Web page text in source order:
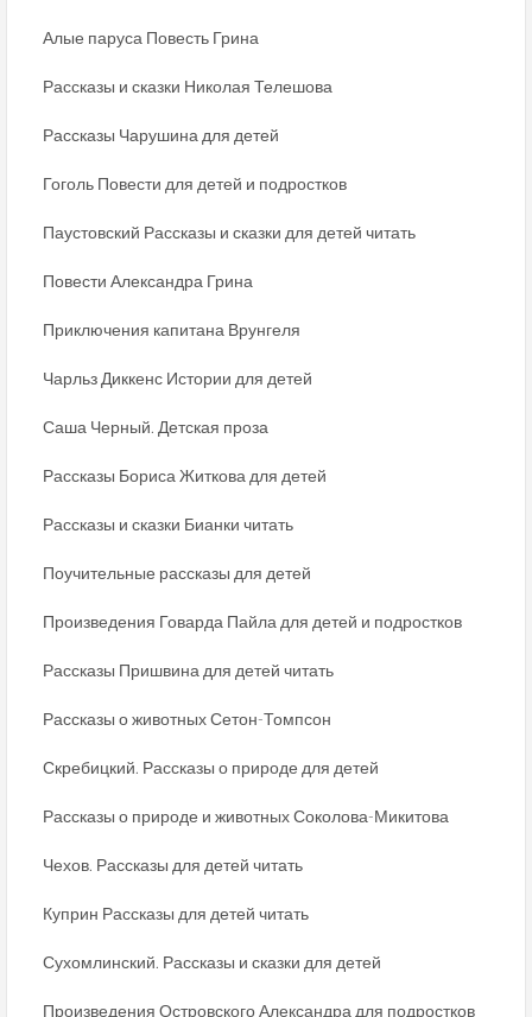
Алые паруса Повесть Грина
Рассказы и сказки Николая Телешова
Рассказы Чарушина для детей
Гоголь Повести для детей и подростков
Паустовский Рассказы и сказки для детей читать
Повести Александра Грина
Приключения капитана Врунгеля
Чарльз Диккенс Истории для детей
Саша Черный. Детская проза
Рассказы Бориса Житкова для детей
Рассказы и сказки Бианки читать
Поучительные рассказы для детей
Произведения Говарда Пайла для детей и подростков
Рассказы Пришвина для детей читать
Рассказы о животных Сетон-Томпсон
Скребицкий. Рассказы о природе для детей
Рассказы о природе и животных Соколова-Микитова
Чехов. Рассказы для детей читать
Куприн Рассказы для детей читать
Сухомлинский. Рассказы и сказки для детей
Произведения Островского Александра для подростков